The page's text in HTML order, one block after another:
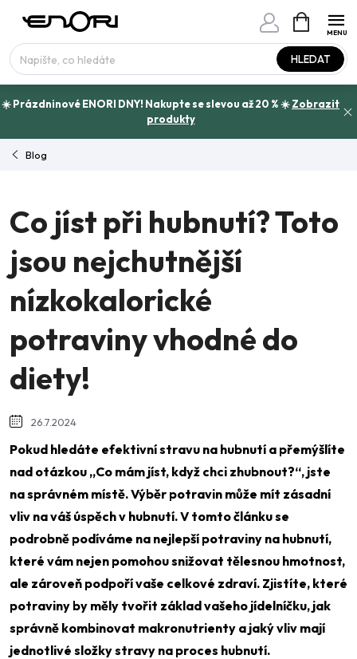
obsah
HLEDAT
KOŠÍK
☀️ Prázdninové ENORI DNY! Nakupte se slevou až 20 % ☀️Zobrazit
produkty
Blog
Co jíst při hubnutí? Toto
jsou nejchutnější
nízkokalorické
potraviny vhodné do
diety!
26.7.2024
Pokud hledáte efektivní stravu na hubnutí a přemýšlíte
nad otázkou „Co mám jíst, když chci zhubnout?“, jste
na správném místě. Výběr potravin může mít zásadní
vliv na váš úspěch v hubnutí. V tomto článku se
podrobně podíváme na nejlepší potraviny na hubnutí,
které vám nejen pomohou snižovat tělesnou hmotnost,
ale zároveň podpoří vaše celkové zdraví. Zjistíte, které
potraviny by měly tvořit základ vašeho jídelníčku, jak
správně kombinovat makronutrienty a jaký vliv mají
jednotlivé složky stravy na proces hubnutí.
www.enori.cz - Chat